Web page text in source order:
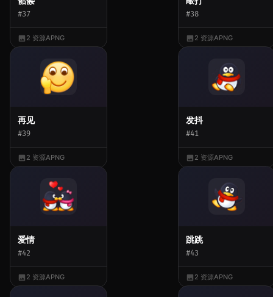
#37
2 资源APNG
#38
2 资源APNG
再见
#39
2 资源APNG
发抖
#41
2 资源APNG
爱情
#42
2 资源APNG
跳跳
#43
2 资源APNG